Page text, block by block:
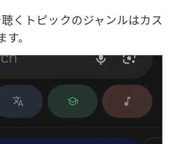
くトピックのジャンルはカス
。